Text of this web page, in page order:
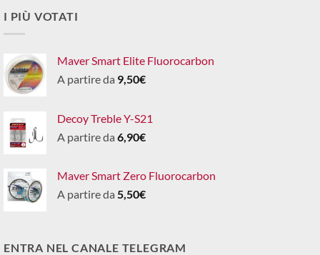
I PIÙ VOTATI
Maver Smart Elite Fluorocarbon
A partire da 9,50€
Decoy Treble Y-S21
A partire da 6,90€
Maver Smart Zero Fluorocarbon
A partire da 5,50€
ENTRA NEL CANALE TELEGRAM